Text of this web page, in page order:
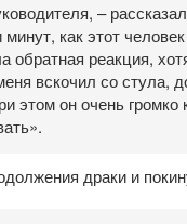
–
как этот
обратная реакция,
вскочил со
этом он очень громко
драки и